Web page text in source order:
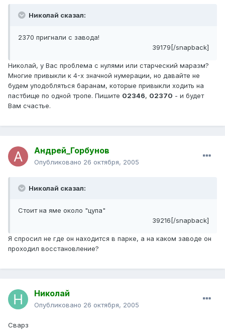
Николай сказал:
2370 пригнали с завода!
39179[/snapback]
Николай, у Вас проблема с нулями или старческий маразм?
Многие привыкли к 4-х значной нумерации, но давайте не
будем уподобляться баранам, которые привыкли ходить на
пастбище по одной тропе. Пишите 02346, 02370 - и будет
Вам счастье.
Андрей_Горбунов
Опубликовано 26 октября, 2005
Николай сказал:
Стоит на яме около "цупа"
39216[/snapback]
Я спросил не где он находится в парке, а на каком заводе он
проходил восстановление?
Николай
Опубликовано 26 октября, 2005
Сварз